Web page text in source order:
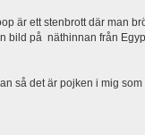
är ett stenbrott där man
bild på näthinnan från
så det är pojken i mig